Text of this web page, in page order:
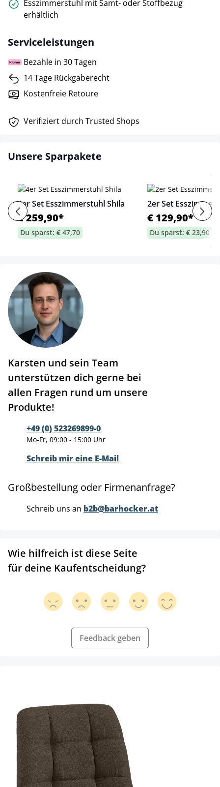
Esszimmerstuhl mit Samt- oder Stoffbezug
erhältlich
Serviceleistungen
Bezahle in 30 Tagen
14 Tage Rückgaberecht
Kostenfreie Retoure
Verifiziert durch Trusted Shops
Unsere Sparpakete
4er Set Esszimmerstuhl Shila
€ 259,90*
Du sparst: € 47,70
2er Set
€ 129,90*
Du sparst: € 23,90
Karsten und sein Team
unterstützen dich gerne bei
allen Fragen rund um unsere
Produkte!
+49 (0) 523269899-0
Mo-Fr, 09:00 - 15:00 Uhr
Schreib mir eine E-Mail
Großbestellung oder Firmenanfrage?
Schreib uns an b2b@barhocker.at
Wie hilfreich ist diese Seite
für deine Kaufentscheidung?
Feedback geben